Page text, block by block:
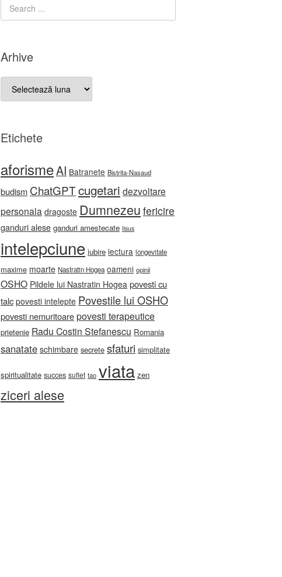
Arhive
Arhive
Etichete
aforismeAI Batranete Bistrita-Nasaud
budism ChatGPTcugetari dezvoltare
personala dragoste Dumnezeu fericire
ganduri alese ganduri amestecate Iisus
intelepciune iubire lectura longevitate
maxime moarte Nastratin Hogea oameni opinii
OSHO Pildele lui Nastratin Hogea povesti cu
talc povesti intelepte Povestile lui OSHO
povesti nemuritoarepovesti terapeutice
prietenie Radu Costin Stefanescu Romania
sanatate schimbare secrete sfaturi simplitate
spiritualitate succes suflet tao viata zen
ziceri alese